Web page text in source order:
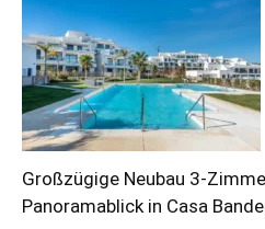
Großzügige Neubau 3-
Panoramablick in Casa